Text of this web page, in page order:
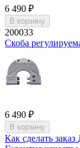
6 490 ₽
В корзину
200033
Скоба
6 490 ₽
В корзину
Как сделать заказ